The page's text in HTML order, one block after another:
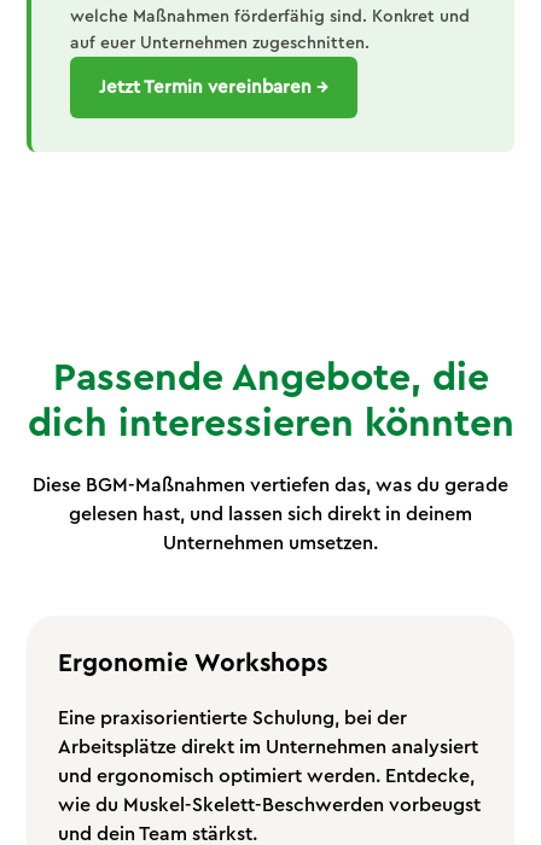
welche Maßnahmen förderfähig sind. Konkret und
auf euer Unternehmen zugeschnitten.
Jetzt Termin vereinbaren →
Passende Angebote, die
dich interessieren könnten
Diese BGM-Maßnahmen vertiefen das, was du gerade
gelesen hast, und lassen sich direkt in deinem
Unternehmen umsetzen.
Ergonomie Workshops
Eine praxisorientierte Schulung, bei der
Arbeitsplätze direkt im Unternehmen analysiert
und ergonomisch optimiert werden. Entdecke,
wie du Muskel-Skelett-Beschwerden vorbeugst
und dein Team stärkst.